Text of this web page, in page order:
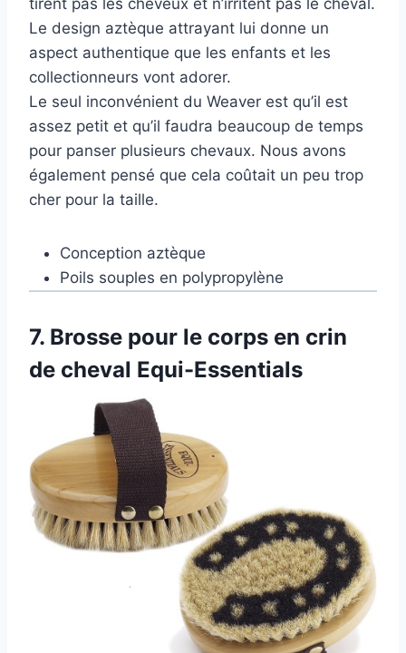
Le design aztèque attrayant lui donne un
aspect authentique que les enfants et les
collectionneurs vont adorer.
Le seul inconvénient du Weaver est qu’il est
assez petit et qu’il faudra beaucoup de temps
pour panser plusieurs chevaux. Nous avons
également pensé que cela coûtait un peu trop
cher pour la taille.
Conception aztèque
Poils souples en polypropylène
7. Brosse pour le corps en crin
de cheval Equi-Essentials